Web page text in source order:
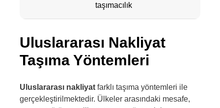
taşımacılık
Uluslararası Nakliyat
Taşıma Yöntemleri
Uluslararası nakliyat farklı taşıma yöntemleri ile
gerçekleştirilmektedir. Ülkeler arasındaki mesafe,